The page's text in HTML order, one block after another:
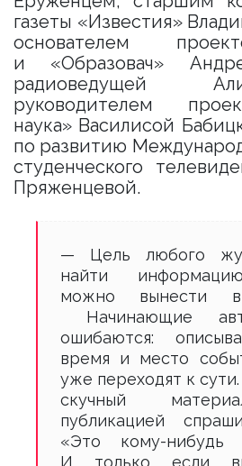
газеты «Известия»
основателем
и «Образовач»
радиоведущей
руководителем
наука» Василисой
по развитию
студенческого
Пряженцевой.
— Цель любого
найти
можно вынести в
Начинающие
ошибаются:
время и место
уже переходят к
скучный
публикацией
«Это кому-нибудь
И только если